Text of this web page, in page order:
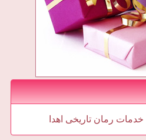
خدمات رمان تاریخی اهدا